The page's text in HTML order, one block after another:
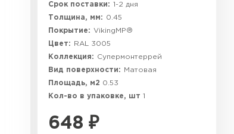
Срок поставки: 1-2 дня
Толщина, мм:
0.45
Покрытие: VikingMP®
Цвет:
RAL 3005
Коллекция:
Супермонтеррей
Вид поверхности:
Матовая
Площадь, м2 0.53
Кол-во в упаковке, шт 1
648 ₽